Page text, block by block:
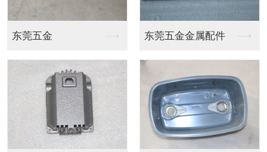
新能源储能箱烤漆 新能源储能箱烤漆